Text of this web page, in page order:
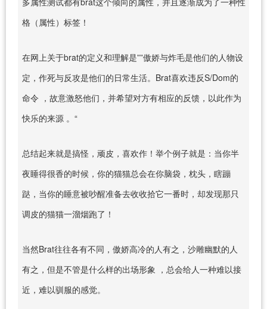
格（属性）标签！
在网上关于brat的定义和理解是””傲娇与炸毛是他们的人物设
定，作死与反攻是他们的日常生活。Brat喜欢违反S/Dom的
命令 ，故意激怒他们，并希望对方有相应的反馈，以此作为
快乐的来源 。“
总结起来就是搞怪，顽皮，喜欢作！举个例子就是：当你半
夜睡得很香的时候，你的猫猫总会在你脑袋，枕头，瞎蹦
跶，当你的睡意被吵醒准备去收收拾它一番时，却发现那只
调皮的猫猫一溜烟跑了！
当然Brat往往各有不同，傲娇高冷的人有之，沙雕幽默的人
有之，但是不管是什么样的出场形象 ，总会给人一种难以接
近，难以驯服的感觉。